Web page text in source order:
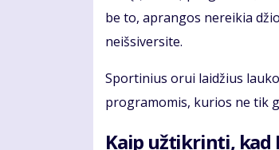
be to, aprangos nereikia
neišsiversite.
Sportinius orui laidžius
programomis, kurios ne tik
Kaip užtikrinti, kad